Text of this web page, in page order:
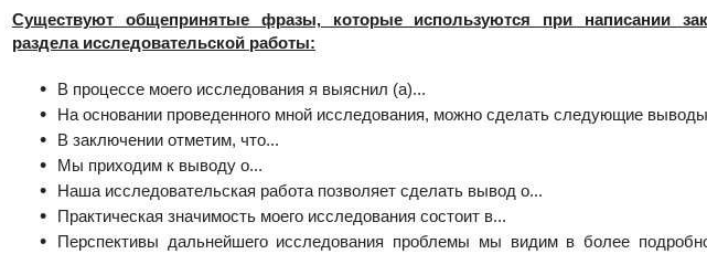
Существуют общепринятые фразы, которые используются при написании
раздела исследовательской работы:
В процессе моего исследования я выяснил (а)...
На основании проведенного мной исследования, можно сделать следующие
В заключении отметим, что...
Мы приходим к выводу о...
Наша исследовательская работа позволяет сделать вывод о...
Практическая значимость моего исследования состоит в...
Перспективы дальнейшего исследования проблемы мы видим в более